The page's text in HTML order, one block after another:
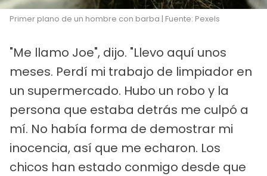
Primer plano de un hombre con barba | Fuente: Pexels
"Me llamo Joe", dijo. "Llevo aquí unos
meses. Perdí mi trabajo de limpiador en
un supermercado. Hubo un robo y la
persona que estaba detrás me culpó a
mí. No había forma de demostrar mi
inocencia, así que me echaron. Los
chicos han estado conmigo desde que